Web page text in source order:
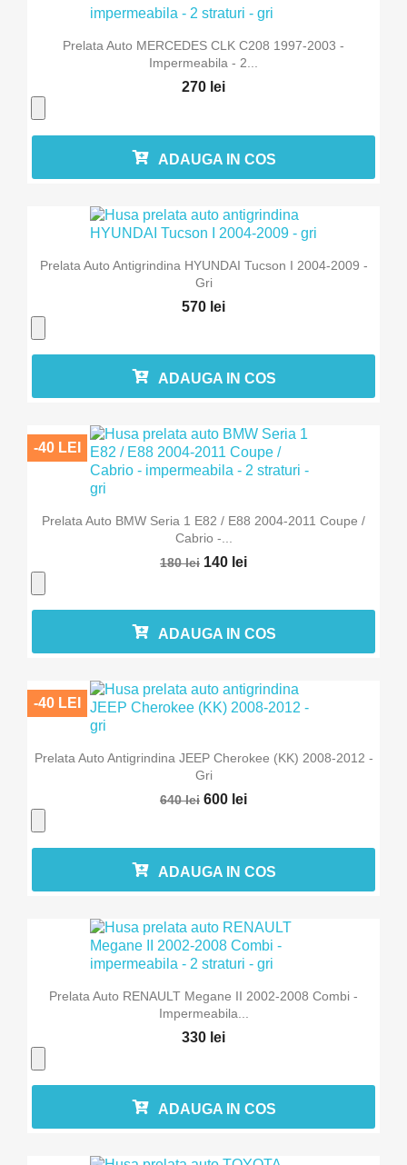
Prelata Auto MERCEDES CLK C208 1997-2003 -
Impermeabila - 2...
270 lei
ADAUGA IN COS
Prelata Auto Antigrindina HYUNDAI Tucson I 2004-2009 -
Gri
570 lei
ADAUGA IN COS
Prelata Auto BMW Seria 1 E82 / E88 2004-2011 Coupe /
Cabrio -...
180 lei 140 lei
-40 LEI
ADAUGA IN COS
Prelata Auto Antigrindina JEEP Cherokee (KK) 2008-2012 -
Gri
640 lei 600 lei
-40 LEI
ADAUGA IN COS
Prelata Auto RENAULT Megane II 2002-2008 Combi -
Impermeabila...
330 lei
ADAUGA IN COS